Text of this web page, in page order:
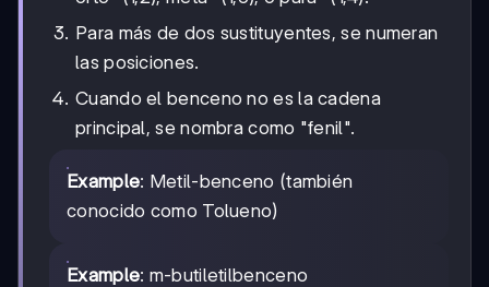
Para más de dos sustituyentes, se numeran
las posiciones.
Cuando el benceno no es la cadena
principal, se nombra como "fenil".
Example: Metil-benceno (también
conocido como Tolueno)
Example: m-butiletilbenceno